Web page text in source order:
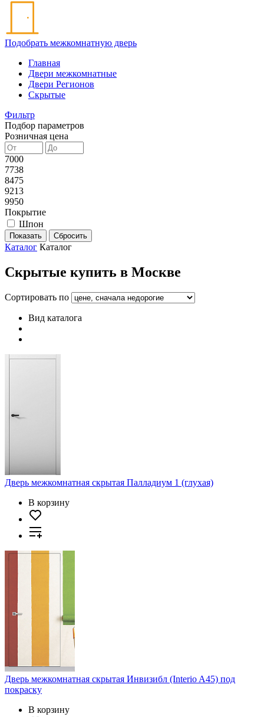
Подобрать межкомнатную дверь
Главная
Двери межкомнатные
Двери Регионов
Скрытые
Фильтр
Подбор параметров
Розничная цена
7000
7738
8475
9213
9950
Покрытие
Шпон
Каталог Каталог
Скрытые купить в Москве
Сортировать по
Вид каталога
Дверь межкомнатная скрытая Палладиум 1 (глухая)
В корзину
Дверь межкомнатная скрытая Инвизибл (Interio A45) под
покраску
В корзину